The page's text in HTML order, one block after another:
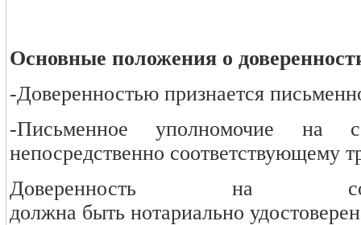
Основные положения о
-Доверенностью признается
-Письменное уполномочие на
непосредственно соответствующему
Доверенность на
должна быть нотариально